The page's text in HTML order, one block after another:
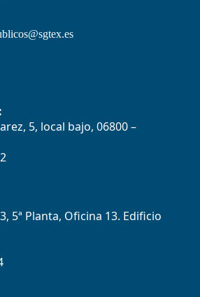
5, local bajo, 06800 –
5ª Planta, Oficina 13. Edificio